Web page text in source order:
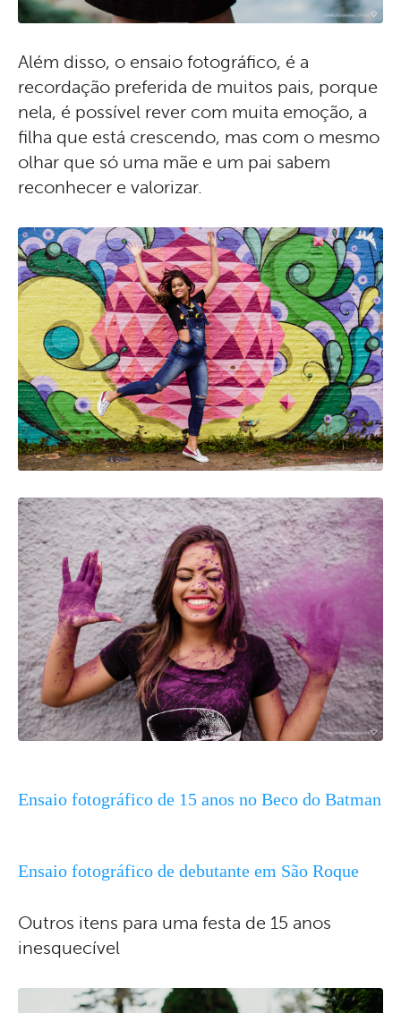
Além disso, o ensaio fotográfico, é a
recordação preferida de muitos pais, porque
nela, é possível rever com muita emoção, a
filha que está crescendo, mas com o mesmo
olhar que só uma mãe e um pai sabem
reconhecer e valorizar.
Ensaio fotográfico de 15 anos no Beco do Batman
Ensaio fotográfico de debutante em São Roque
Outros itens para uma festa de 15 anos
inesquecível